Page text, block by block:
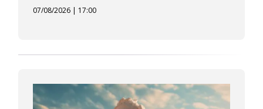
07/08/2026 | 17:00